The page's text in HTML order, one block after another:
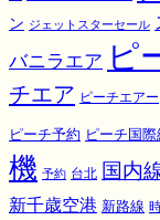
ン ジェットスターセール
バニラエア ピ
チエア ピーチエアー
ピーチ予約 ピーチ国際
機 予約 台北 国内
新千歳空港 新路線